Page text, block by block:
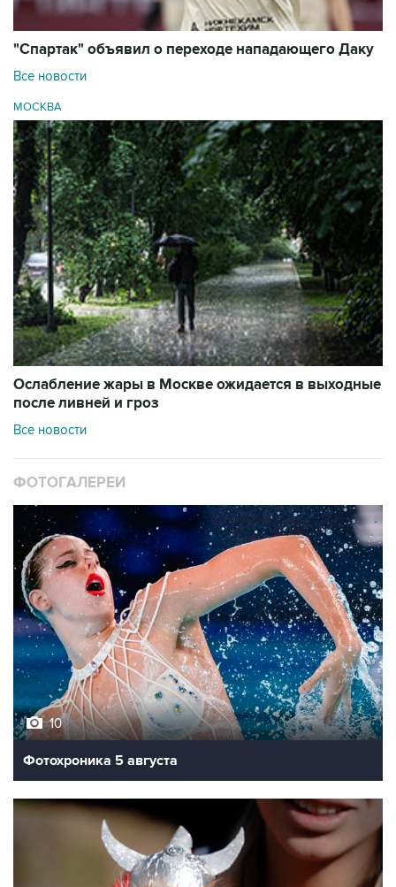
"Спартак" объявил о переходе нападающего Даку
Все новости
МОСКВА
Ослабление жары в Москве ожидается в выходные
после ливней и гроз
Все новости
ФОТОГАЛЕРЕИ
10
Фотохроника 5 августа